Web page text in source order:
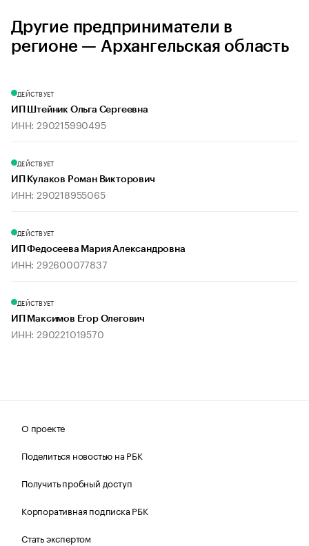
Другие предприниматели в
регионе — Архангельская область
ДЕЙСТВУЕТ
ИП Штейник Ольга Сергеевна
ИНН: 290215990495
ДЕЙСТВУЕТ
ИП Кулаков Роман Викторович
ИНН: 290218955065
ДЕЙСТВУЕТ
ИП Федосеева Мария Александровна
ИНН: 292600077837
ДЕЙСТВУЕТ
ИП Максимов Егор Олегович
ИНН: 290221019570
О проекте
Поделиться новостью на РБК
Получить пробный доступ
Корпоративная подписка РБК
Стать экспертом